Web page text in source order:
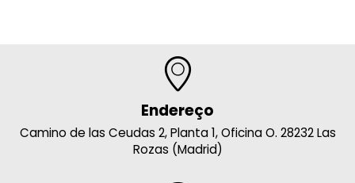
Endereço
Camino de las Ceudas 2, Planta 1, Oficina O. 28232 Las
Rozas (Madrid)